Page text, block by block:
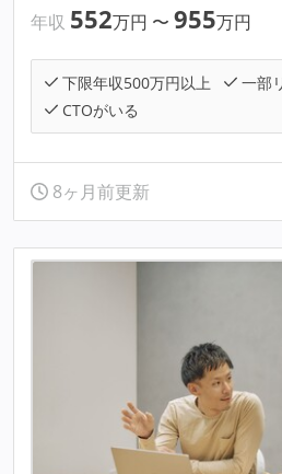
年収 552万円 〜 955万円
下限年収500万円以上
一部
CTOがいる
8ヶ月前更新